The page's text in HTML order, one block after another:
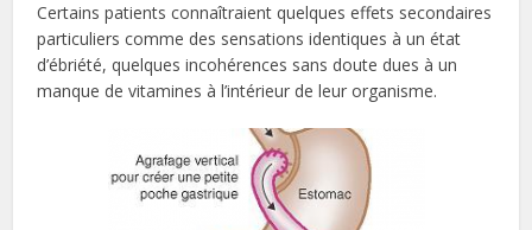
Certains patients connaîtraient quelques effets secondaires
particuliers comme des sensations identiques à un état
d’ébriété, quelques incohérences sans doute dues à un
manque de vitamines à l’intérieur de leur organisme.